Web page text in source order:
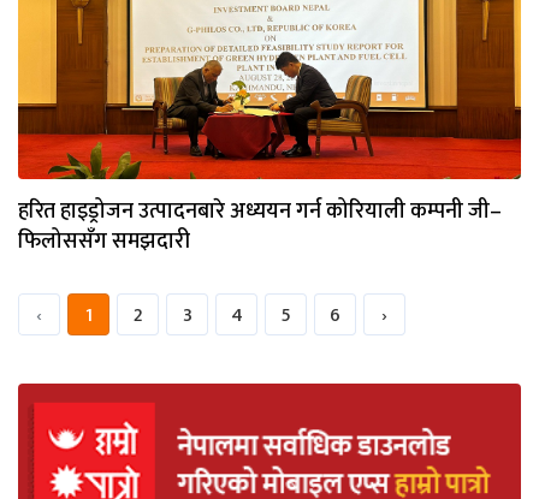
हरित हाइड्रोजन उत्पादनबारे अध्ययन गर्न कोरियाली कम्पनी जी–
फिलोससँग समझदारी
‹ 1 2 3 4 5 6 ›